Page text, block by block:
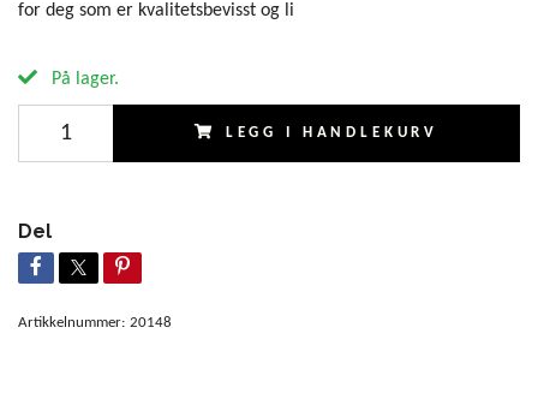
for deg som er kvalitetsbevisst og li
På lager.
LEGG I HANDLEKURV
Del
Artikkelnummer: 20148